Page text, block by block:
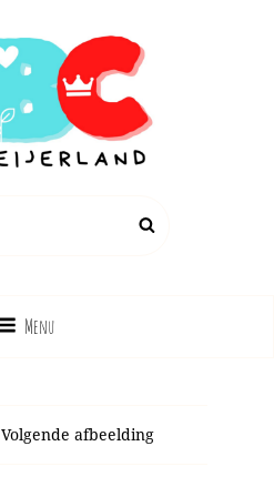
Zoek
Menu
Volgende afbeelding